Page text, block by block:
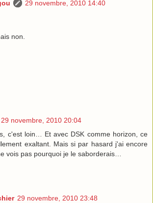
29 novembre, 2010 14:40
non.
29 novembre, 2010 20:04
c'est loin… Et avec DSK comme horizon, ce
exaltant. Mais si par hasard j'ai encore
vois pas pourquoi je le saborderais…
29 novembre, 2010 23:48